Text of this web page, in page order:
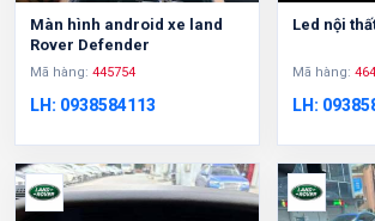
Màn hình android xe land
Rover Defender
Mã hàng: 445754
LH: 0938584113
Led nội
Mã hàng:
LH: